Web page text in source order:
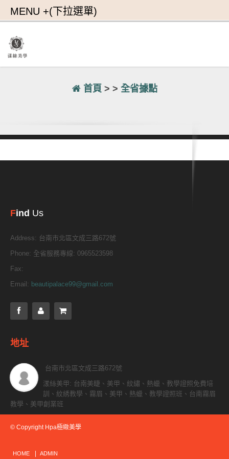
首頁 > > 全省據點
Find Us
Address: 台南市北區文成三路672號
Phone: 全省服務專線: 0965523598
Fax:
Email: beautipalace99@gmail.com
地址
台南市北區文成三路672號
漾絲美甲: 台南美睫、美甲、紋繡、熱蠟、教學證照免費培
訓、紋綉教學、霧眉、美甲、熱蠟、教學證照班、台南霧眉
教學、美甲創業班
© Copyright Hpa極緻美學
HOME ADMIN